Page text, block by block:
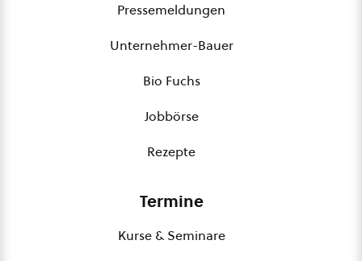
Pressemeldungen
Unternehmer-Bauer
Bio Fuchs
Jobbörse
Rezepte
Termine
Kurse & Seminare